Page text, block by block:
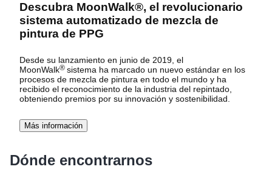
Descubra MoonWalk®, el revolucionario
sistema automatizado de mezcla de
pintura de PPG
Desde su lanzamiento en junio de 2019, el
MoonWalk® sistema ha marcado un nuevo estándar en los
procesos de mezcla de pintura en todo el mundo y ha
recibido el reconocimiento de la industria del repintado,
obteniendo premios por su innovación y sostenibilidad.
Más información
Dónde encontrarnos